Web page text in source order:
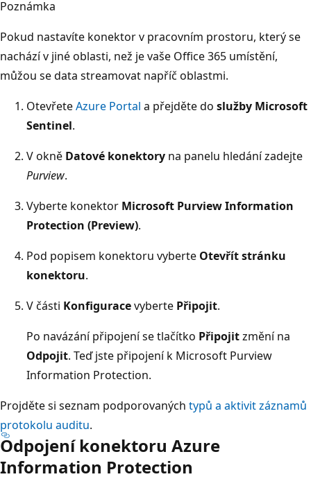
Poznámka
Pokud nastavíte konektor v pracovním prostoru, který se
nachází v jiné oblasti, než je vaše Office 365 umístění,
můžou se data streamovat napříč oblastmi.
OtevřeteAzure Portal a přejděte do služby Microsoft
Sentinel.
V okně Datové konektory na panelu hledání zadejte
Purview.
Vyberte konektor Microsoft Purview Information
Protection (Preview).
Pod popisem konektoru vyberte Otevřít stránku
konektoru.
V části Konfiguracevyberte Připojit.
Po navázání připojení se tlačítko Připojitzmění na
Odpojit. Teď jste připojení k Microsoft Purview
Information Protection.
Projděte si seznam podporovaných typů a aktivit záznamů
protokolu auditu.
Odpojení konektoru Azure
Information Protection